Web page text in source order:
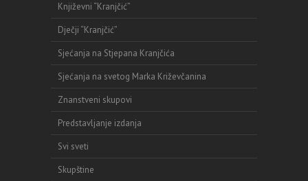
Književni “Kranjčić”
Dječji “Kranjčić”
Sjećanja na Stjepana Kranjčića
Sjećanja na svetog Marka Križevčanina
Znanstveni skupovi
Predstavljanje izdanja
Svi sveti
Skupštine